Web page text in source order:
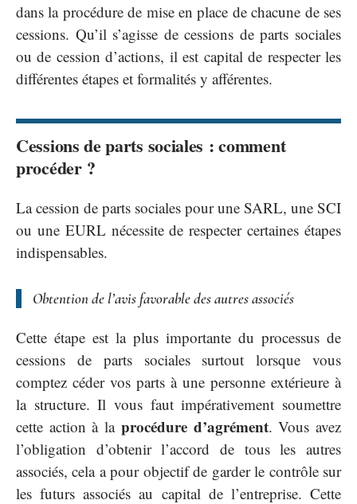
dans la procédure de mise en place de chacune de ses
cessions. Qu’il s’agisse de cessions de parts sociales
ou de cession d’actions, il est capital de respecter les
différentes étapes et formalités y afférentes.
Cessions de parts sociales : comment
procéder ?
La cession de parts sociales pour une SARL, une SCI
ou une EURL nécessite de respecter certaines étapes
indispensables.
Obtention de l’avis favorable des autres associés
Cette étape est la plus importante du processus de
cessions de parts sociales surtout lorsque vous
comptez céder vos parts à une personne extérieure à
la structure. Il vous faut impérativement soumettre
cette action à la procédure d’agrément. Vous avez
l’obligation d’obtenir l’accord de tous les autres
associés, cela a pour objectif de garder le contrôle sur
les futurs associés au capital de l’entreprise. Cette